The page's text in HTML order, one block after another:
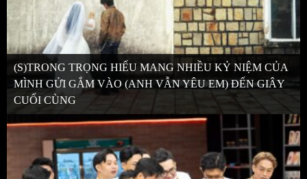
(S)TRONG TRỌNG HIẾU MANG NHIỀU KỶ NIỆM CỦA
MÌNH GỬI GẮM VÀO (ANH VẪN YÊU EM) ĐẾN GIÂY
CUỐI CÙNG